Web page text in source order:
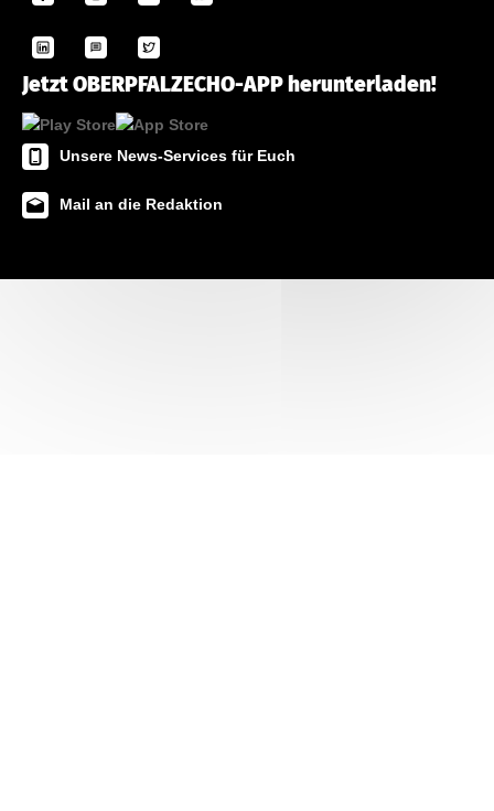
Jetzt OBERPFALZECHO-APP herunterladen!
Unsere News-Services für Euch
Mail an die Redaktion